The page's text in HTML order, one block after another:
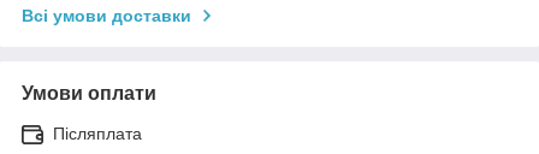
Всі умови доставки
Умови оплати
Післяплата